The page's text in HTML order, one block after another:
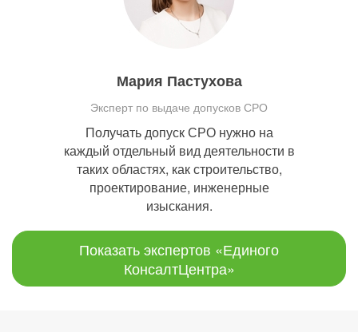
Мария Пастухова
Эксперт по выдаче допусков СРО
Получать допуск СРО нужно на
каждый отдельный вид деятельности в
таких областях, как строительство,
проектирование, инженерные
изыскания.
Показать экспертов «Единого
КонсалтЦентра»